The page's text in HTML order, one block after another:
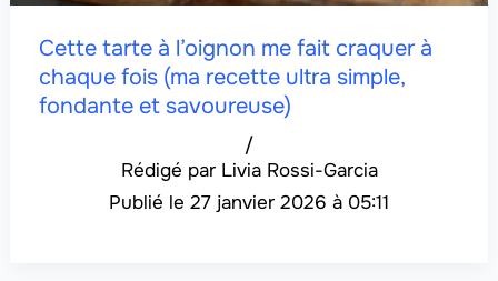
Cette tarte à l’oignon me fait craquer à
chaque fois (ma recette ultra simple,
fondante et savoureuse)
Livia Rossi-Garcia
/
27 janvier 2026 à 05:11